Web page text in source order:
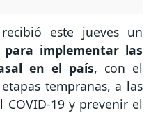
este jueves un
implementar las
en el país, con el
tempranas, a las
COVID-19 y prevenir el